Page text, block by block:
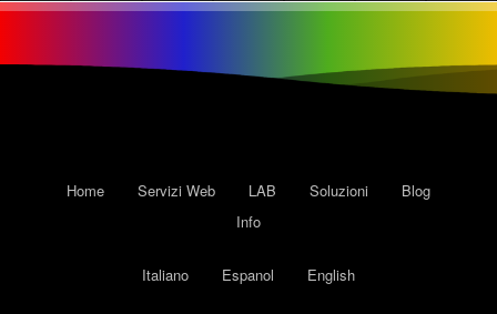
Home Servizi Web LAB Soluzioni
Blog
Info
Italiano Espanol English